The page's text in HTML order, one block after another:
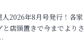
人2026年8月号発行！各家
と店頭置きで今までよりさ